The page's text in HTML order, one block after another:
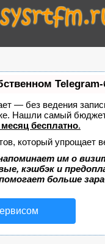
Telegram-
— без ведения
Нашли самый
бесплатно.
который упрощает
им о
кэшбэк и
больше